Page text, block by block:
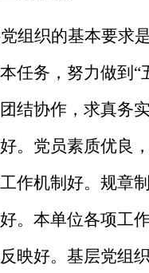
组织的基本要求
任务，努力做到
结协作，求真务
。党员素质优良
作机制好。规章
。本单位各项工
映好。基层党组